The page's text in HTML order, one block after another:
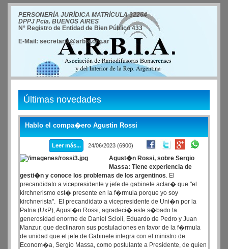
PERSONERÍA JURÍDICA MATRÍCULA 32264
DPPJ Pcia. BUENOS AIRES
N° Registro de Entidad de Bien Público 433
E-Mail: secretaria@arbia.org.ar
Últimas novedades
Hablo el compa�ero Agustin Rossi
Leer más... 24/06/2023 (6900)
Agust�n Rossi, sobre Sergio
Massa: Tiene experiencia de
gesti�n y conoce los problemas de los argentinos. El
precandidato a vicepresidente y jefe de gabinete aclar� que "el
kirchnerismo est� presente en la f�rmula porque yo soy
kirchnerista". El precandidato a vicepresidente de Uni�n por la
Patria (UxP), Agust�n Rossi, agradeci� este s�bado la
generosidad enorme de Daniel Scioli, Eduardo de Pedro y Juan
Manzur, que declinaron sus postulaciones en favor de la f�rmula
de unidad que el jefe de Gabinete integra con el ministro de
Econom�a, Sergio Massa, como postulante a Presidente, de quien